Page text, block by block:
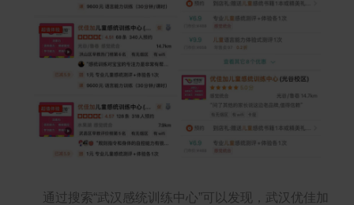
通过搜索“武汉感统训练中心”可以发现，武汉优佳加